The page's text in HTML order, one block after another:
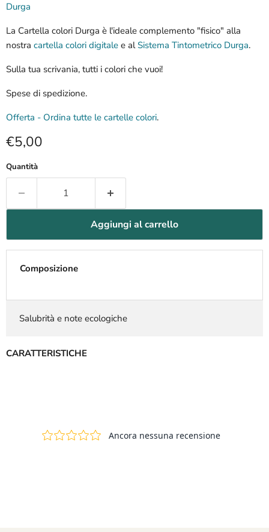
Durga
La Cartella colori Durga è l'ideale complemento "fisico" alla
nostra cartella colori digitale e alSistema Tintometrico Durga.
Sulla tua scrivania, tutti i colori che vuoi!
Spese di spedizione.
Offerta - Ordina tutte le cartelle colori.
Prezzo attuale
€5,00
Quantità
Aggiungi al carrello
Composizione
Salubrità e note ecologiche
CARATTERISTICHE